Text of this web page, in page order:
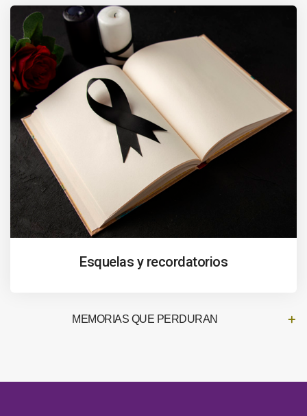
Esquelas y recordatorios
MEMORIAS QUE PERDURAN